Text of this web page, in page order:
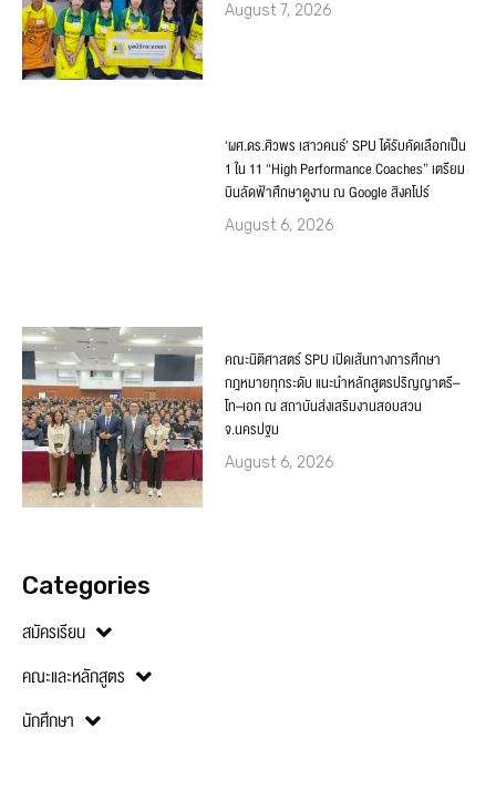
August 7, 2026
‘ผศ.ดร.ศิวพร เสาวคนธ์’ SPU ได้รับคัดเลือกเป็น
1 ใน 11 “High Performance Coaches” เตรียม
บินลัดฟ้าศึกษาดูงาน ณ Google สิงคโปร์
August 6, 2026
คณะนิติศาสตร์ SPU เปิดเส้นทางการศึกษา
กฎหมายทุกระดับ แนะนำหลักสูตรปริญญาตรี–
โท–เอก ณ สถาบันส่งเสริมงานสอบสวน
จ.นครปฐม
August 6, 2026
Categories
สมัครเรียน
คณะและหลักสูตร
นักศึกษา